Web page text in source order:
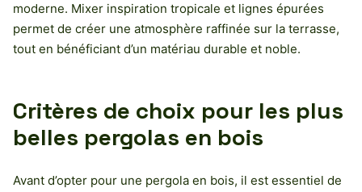
moderne. Mixer inspiration tropicale et lignes épurées
permet de créer une atmosphère raffinée sur la terrasse,
tout en bénéficiant d’un matériau durable et noble.
Critères de choix pour les plus
belles pergolas en bois
Avant d’opter pour une pergola en bois, il est essentiel de